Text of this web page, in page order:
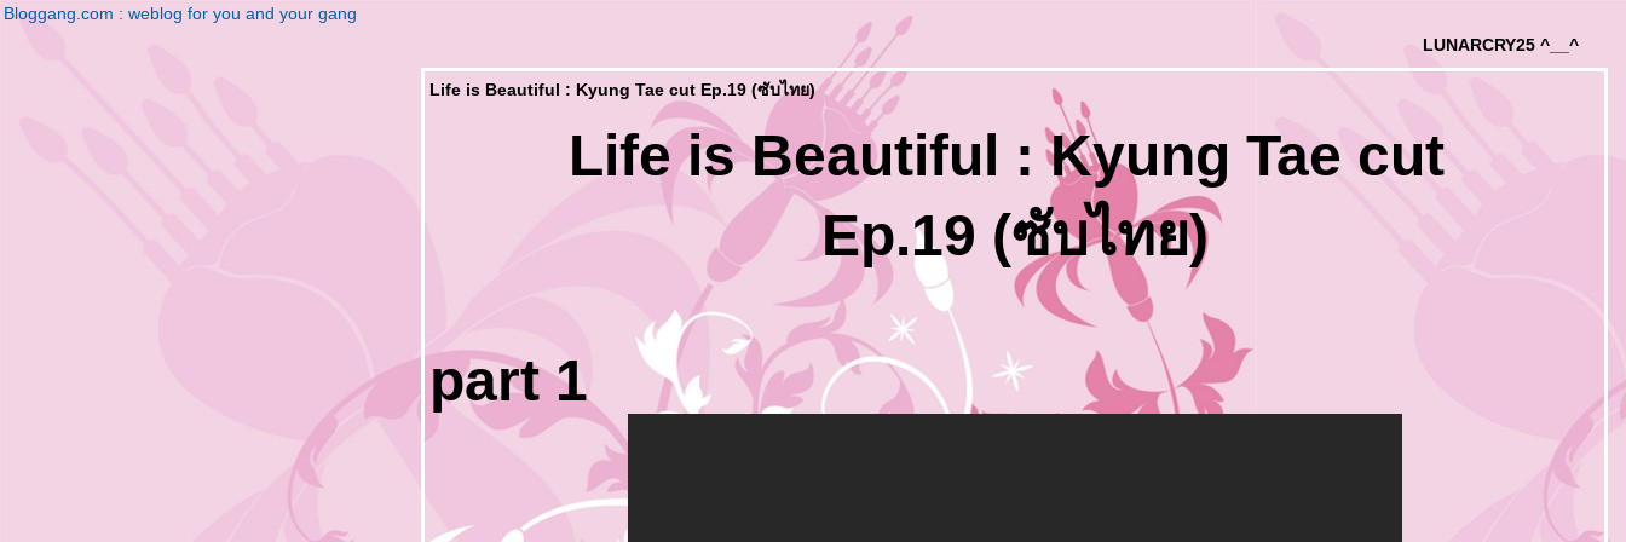
Bloggang.com : weblog for you and your gang
LUNARCRY25 ^__^
Life is Beautiful : Kyung Tae cut Ep.19 (ซับไทย)
Life is Beautiful : Kyung Tae cut
Ep.19 (ซับไทย)
part 1